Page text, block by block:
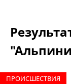
ПРОИCШЕСТВИЯ